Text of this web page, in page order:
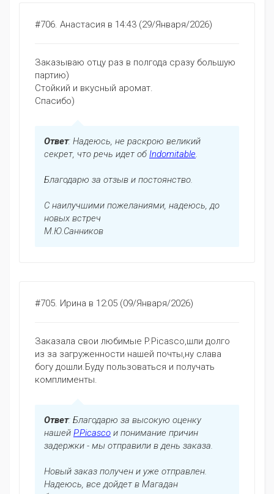
#706. Анастасия в 14:43 (29/Января/2026)
Заказываю отцу раз в полгода сразу большую
партию)
Стойкий и вкусный аромат.
Спасибо)
Ответ: Надеюсь, не раскрою великий
секрет, что речь идет об Indomitable
Благодарю за отзыв и постоянство.
С наилучшими пожеланиями, надеюсь, до
новых встреч
М.Ю.Санников
#705. Ирина в 12:05 (09/Января/2026)
Заказала свои любимые P.Picasco,шли долго
из за загруженности нашей почты,ну слава
богу дошли.Буду пользоваться и получать
комплименты.
Ответ: Благодарю за высокую оценку
нашей P.Picasco и понимание причин
задержки - мы отправили в день заказа.
Новый заказ получен и уже отправлен.
Надеюсь, все дойдет в Магадан